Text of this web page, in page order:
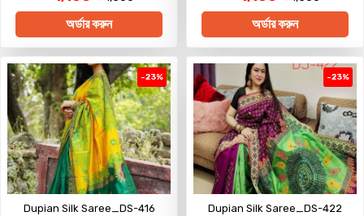
অর্ডার করুন অর্ডার করুন
-23%
Dupian Silk Saree_DS-416
-23%
Dupian Silk Saree_DS-422